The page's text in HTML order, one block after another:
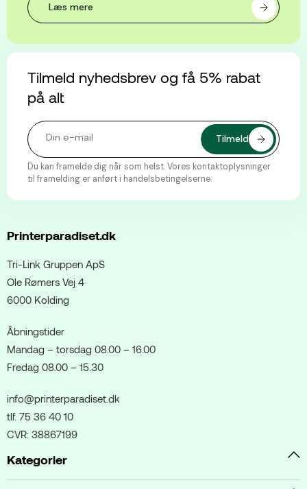
Læs mere
Tilmeld nyhedsbrev og få 5% rabat
på alt
Du kan framelde dig når som helst. Vores kontaktoplysninger
til framelding er anført i handelsbetingelserne.
Printerparadiset.dk
Tri-Link Gruppen ApS
Ole Rømers Vej 4
6000 Kolding
Åbningstider
Mandag – torsdag 08.00 – 16.00
Fredag 08.00 – 15.30
info@printerparadiset.dk
tlf. 75 36 40 10
CVR: 38867199
Kategorier